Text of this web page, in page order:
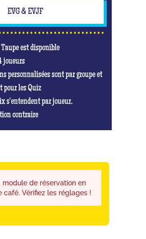
EVG & EVJF
est disponible
joueurs
personnalisées sont par groupe et
pour les Quiz
s'entendent par joueur,
contraire
module de réservation en
café. Vérifiez les réglages !